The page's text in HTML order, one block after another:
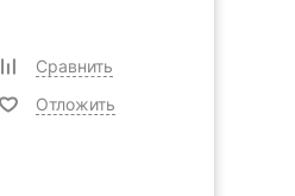
Сравнить
Отложить